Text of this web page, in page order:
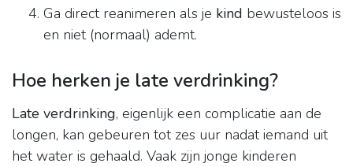
Ga direct reanimeren als je kind bewusteloos is
en niet (normaal) ademt.
Hoe herken je late verdrinking?
Late verdrinking, eigenlijk een complicatie aan de
longen, kan gebeuren tot zes uur nadat iemand uit
het water is gehaald. Vaak zijn jonge kinderen